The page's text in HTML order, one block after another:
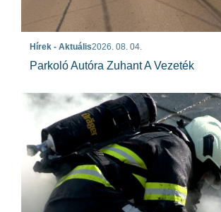
Hírek - Aktuális2026. 08. 04.
Parkoló Autóra Zuhant A Vezeték